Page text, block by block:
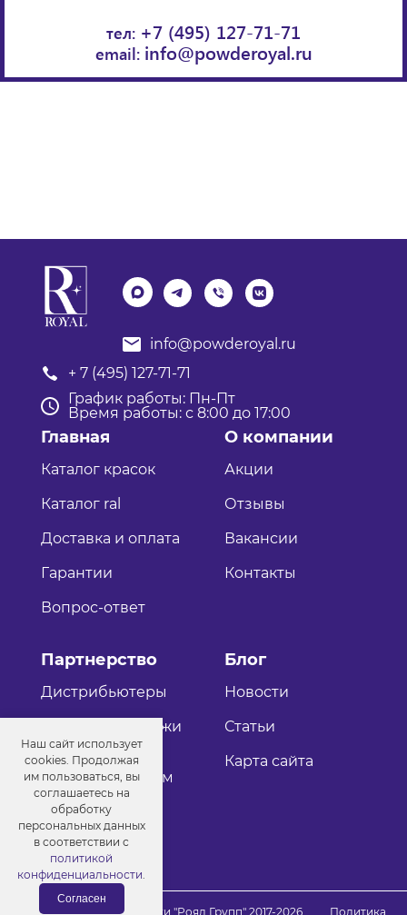
тел: +7 (495) 127-71-71
email: info@powderoyal.ru
info@powderoyal.ru
+ 7 (495) 127-71-71
График работы: Пн-Пт
Время работы: с 8:00 до 17:00
Главная
Каталог красок
Каталог ral
Доставка и оплата
Гарантии
Вопрос-ответ
О компании
Акции
Отзывы
Вакансии
Контакты
Партнерство
Дистрибьютеры
Оптовые продажи
Как стать
дистрибьютером
Блог
Новости
Статьи
Карта сайта
© Порошковые краски "Роял Групп" 2017-2026 Политика
Наш сайт использует
cookies. Продолжая
им пользоваться, вы
соглашаетесь на
обработку
персональных данных
в соответствии с
политикой
конфиденциальности.
Согласен